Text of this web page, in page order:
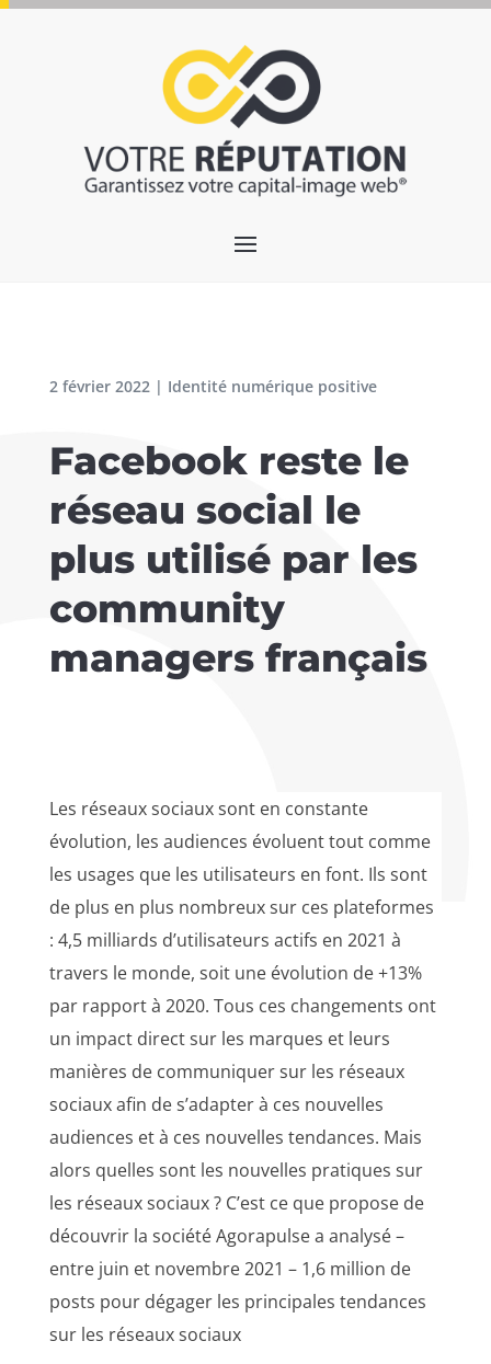
2 février 2022| Identité numérique positive
Facebook reste le
réseau social le
plus utilisé par les
community
managers français
Les réseaux sociaux sont en constante
évolution, les audiences évoluent tout comme
les usages que les utilisateurs en font. Ils sont
de plus en plus nombreux sur ces plateformes
: 4,5 milliards d’utilisateurs actifs en 2021 à
travers le monde, soit une évolution de +13%
par rapport à 2020. Tous ces changements ont
un impact direct sur les marques et leurs
manières de communiquer sur les réseaux
sociaux afin de s’adapter à ces nouvelles
audiences et à ces nouvelles tendances. Mais
alors quelles sont les nouvelles pratiques sur
les réseaux sociaux ? C’est ce que propose de
découvrir la société Agorapulse a analysé –
entre juin et novembre 2021 – 1,6 million de
posts pour dégager les principales tendances
sur les réseaux sociaux